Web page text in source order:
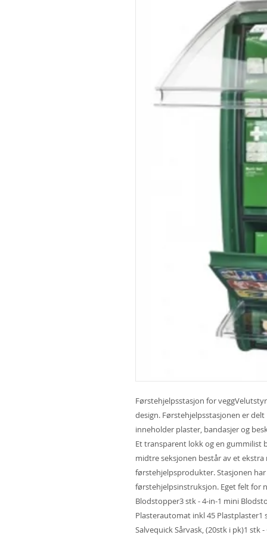
Førstehjelpsstasjon for
design. Førstehjelpsstasjonen er
inneholder plaster, bandasjer og
Et transparent lokk og en gummilist
midtre seksjonen består av et
førstehjelpsprodukter. Stasjonen
førstehjelpsinstruksjon. Eget felt for
Blodstopper3 stk - 4-in-1 mini
Plasterautomat inkl 45 Plastplaster1
Salvequick Sårvask, (20stk i pk)1 stk